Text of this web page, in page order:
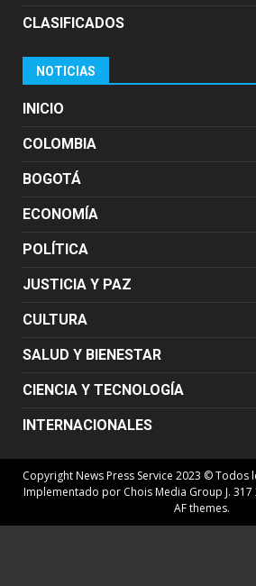
CLASIFICADOS
NOTICIAS
INICIO
COLOMBIA
BOGOTÁ
ECONOMÍA
POLÍTICA
JUSTICIA Y PAZ
CULTURA
SALUD Y BIENESTAR
CIENCIA Y TECNOLOGÍA
INTERNACIONALES
Copyright News Press Service 2023 ©
Implementado por Chois Media Group J. 317
AF themes.